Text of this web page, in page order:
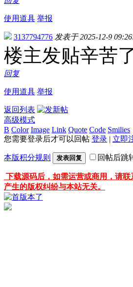
使用道具 举报
3137794776 发表于 2025-12-9
楼主发贴辛苦
回复
使用道具 举报
返回列表
高级模式
B Color Image Link Quote Code Smilies
您需要登录后才可以回帖 登录 | 立即
本版积分规则 发表回复 回帖后跳
下载源码后，如需运营或商用，请
产生的版权纠纷与本站无关。